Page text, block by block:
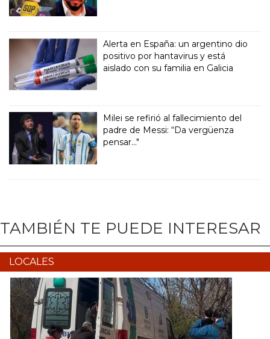
Alerta en España: un argentino dio
positivo por hantavirus y está
aislado con su familia en Galicia
Milei se refirió al fallecimiento del
padre de Messi: “Da vergüenza
pensar..."
TAMBIÉN TE PUEDE INTERESAR
LOCALES